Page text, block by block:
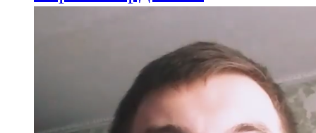
105,5 FM